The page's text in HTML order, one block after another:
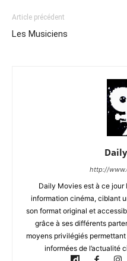
Article précédent
Les Musiciens
http://
Daily Movies est à ce jour
information cinéma, ciblant
son format original et
grâce à ses différents
moyens privilégiés permettant
informées de l’actualité